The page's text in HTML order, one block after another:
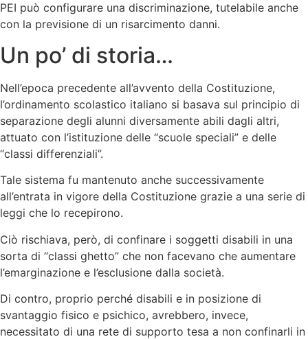
PEI può configurare una discriminazione, tutelabile anche
con la previsione di un risarcimento danni.
Un po’ di storia…
Nell’epoca precedente all’avvento della Costituzione,
l’ordinamento scolastico italiano si basava sul principio di
separazione degli alunni diversamente abili dagli altri,
attuato con l’istituzione delle “scuole speciali” e delle
“classi differenziali”.
Tale sistema fu mantenuto anche successivamente
all’entrata in vigore della Costituzione grazie a una serie di
leggi che lo recepirono.
Ciò rischiava, però, di confinare i soggetti disabili in una
sorta di “classi ghetto” che non facevano che aumentare
l’emarginazione e l’esclusione dalla società.
Di contro, proprio perché disabili e in posizione di
svantaggio fisico e psichico, avrebbero, invece,
necessitato di una rete di supporto tesa a non confinarli in